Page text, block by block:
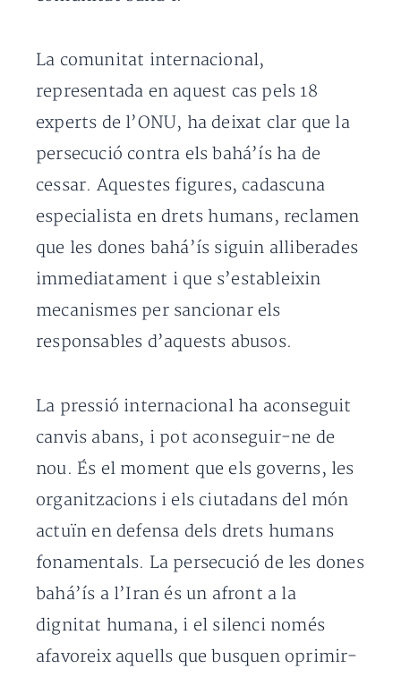
La comunitat internacional,
representada en aquest cas pels 18
experts de l’ONU, ha deixat clar que la
persecució contra els bahá’ís ha de
cessar. Aquestes figures, cadascuna
especialista en drets humans, reclamen
que les dones bahá’ís siguin alliberades
immediatament i que s’estableixin
mecanismes per sancionar els
responsables d’aquests abusos.
La pressió internacional ha aconseguit
canvis abans, i pot aconseguir-ne de
nou. És el moment que els governs, les
organitzacions i els ciutadans del món
actuïn en defensa dels drets humans
fonamentals. La persecució de les dones
bahá’ís a l’Iran és un afront a la
dignitat humana, i el silenci només
afavoreix aquells que busquen oprimir-